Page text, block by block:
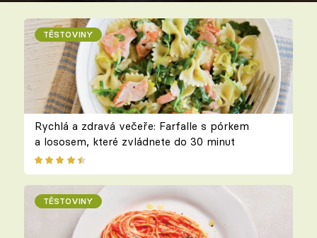
TĚSTOVINY
Rychlá a zdravá večeře: Farfalle s pórkem
a lososem, které zvládnete do 30 minut
TĚSTOVINY